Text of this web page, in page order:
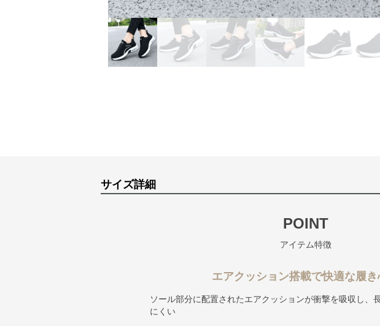
サイズ詳細
POINT
アイテム特徴
エアクッション搭載で快適な履
ソール部分に配置されたエアクッションが衝撃を吸収し、
にくい